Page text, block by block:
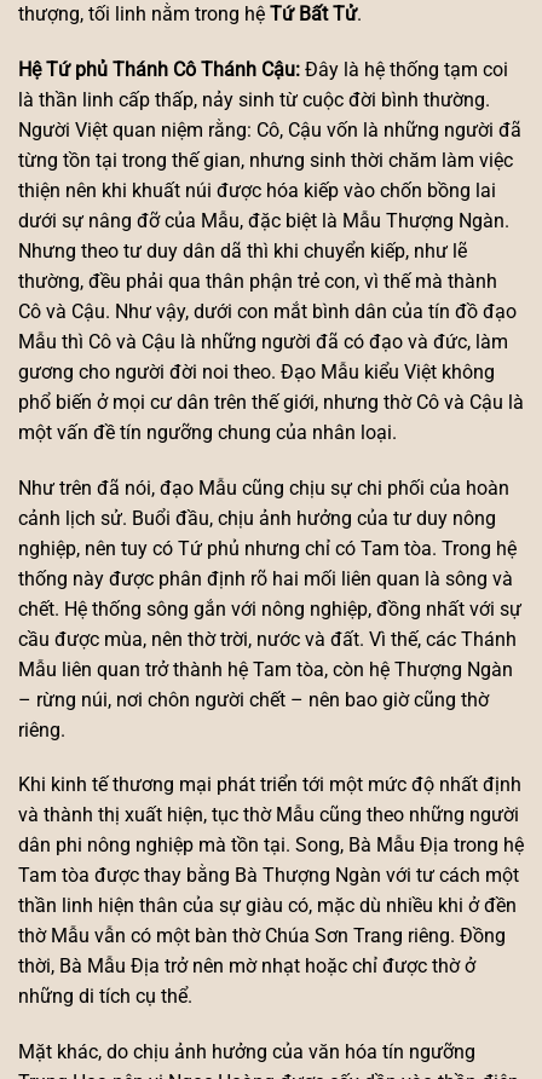
thượng, tối linh nằm trong hệ Tứ Bất Tử.
Hệ Tứ phủ Thánh Cô Thánh Cậu: Đây là hệ thống tạm coi
là thần linh cấp thấp, nảy sinh từ cuộc đời bình thường.
Người Việt quan niệm rằng: Cô, Cậu vốn là những người đã
từng tồn tại trong thế gian, nhưng sinh thời chăm làm việc
thiện nên khi khuất núi được hóa kiếp vào chốn bồng lai
dưới sự nâng đỡ của Mẫu, đặc biệt là Mẫu Thượng Ngàn.
Nhưng theo tư duy dân dã thì khi chuyển kiếp, như lẽ
thường, đều phải qua thân phận trẻ con, vì thế mà thành
Cô và Cậu. Như vậy, dưới con mắt bình dân của tín đồ đạo
Mẫu thì Cô và Cậu là những người đã có đạo và đức, làm
gương cho người đời noi theo. Đạo Mẫu kiểu Việt không
phổ biến ở mọi cư dân trên thế giới, nhưng thờ Cô và Cậu là
một vấn đề tín ngưỡng chung của nhân loại.
Như trên đã nói, đạo Mẫu cũng chịu sự chi phối của hoàn
cảnh lịch sử. Buổi đầu, chịu ảnh hưởng của tư duy nông
nghiệp, nên tuy có Tứ phủ nhưng chỉ có Tam tòa. Trong hệ
thống này được phân định rõ hai mối liên quan là sông và
chết. Hệ thống sông gắn với nông nghiệp, đồng nhất với sự
cầu được mùa, nên thờ trời, nước và đất. Vì thế, các Thánh
Mẫu liên quan trở thành hệ Tam tòa, còn hệ Thượng Ngàn
– rừng núi, nơi chôn người chết – nên bao giờ cũng thờ
riêng.
Khi kinh tế thương mại phát triển tới một mức độ nhất định
và thành thị xuất hiện, tục thờ Mẫu cũng theo những người
dân phi nông nghiệp mà tồn tại. Song, Bà Mẫu Địa trong hệ
Tam tòa được thay bằng Bà Thượng Ngàn với tư cách một
thần linh hiện thân của sự giàu có, mặc dù nhiều khi ở đền
thờ Mẫu vẫn có một bàn thờ Chúa Sơn Trang riêng. Đồng
thời, Bà Mẫu Địa trở nên mờ nhạt hoặc chỉ được thờ ở
những di tích cụ thể.
Mặt khác, do chịu ảnh hưởng của văn hóa tín ngưỡng